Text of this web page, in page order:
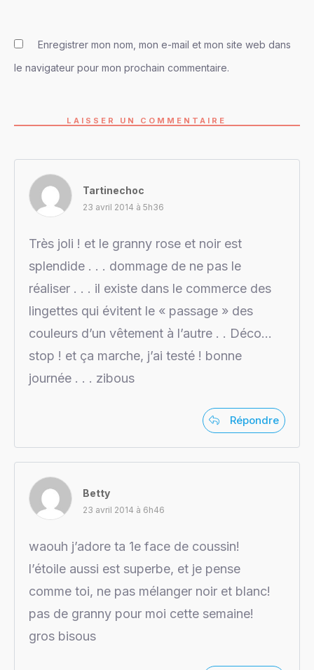
Enregistrer mon nom, mon e-mail et mon site web dans
le navigateur pour mon prochain commentaire.
LAISSER UN COMMENTAIRE
Tartinechoc
23 avril 2014 à 5h36
Très joli ! et le granny rose et noir est
splendide . . . dommage de ne pas le
réaliser . . . il existe dans le commerce des
lingettes qui évitent le « passage » des
couleurs d’un vêtement à l’autre . . Déco…
stop ! et ça marche, j’ai testé ! bonne
journée . . . zibous
Répondre
Betty
23 avril 2014 à 6h46
waouh j’adore ta 1e face de coussin!
l’étoile aussi est superbe, et je pense
comme toi, ne pas mélanger noir et blanc!
pas de granny pour moi cette semaine!
gros bisous